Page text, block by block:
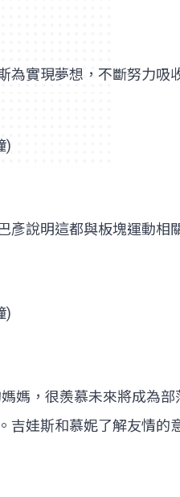
為實現夢想，不斷努力
)
彥說明這都與板塊運動相
)
媽，很羨慕未來將成為
吉娃斯和慕妮了解友情的